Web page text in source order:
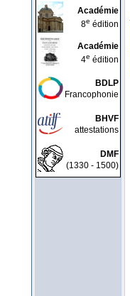
Académie
8e édition
Académie
4e édition
BDLP
Francophonie
BHVF
attestations
DMF
(1330 - 1500)